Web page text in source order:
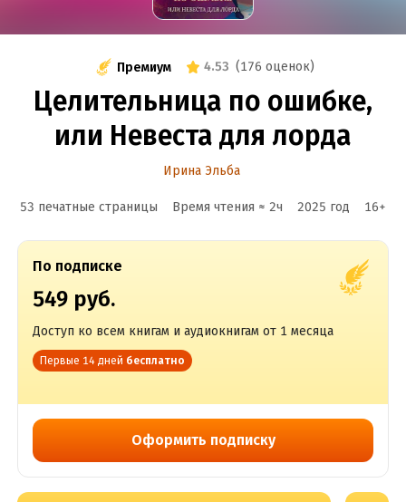
Премиум 4.53 (176 оценок)
Целительница по ошибке,
или Невеста для лорда
Ирина Эльба
53 печатные страницы Время чтения ≈ 2ч 2025 год 16+
По подписке
549 руб.
Доступ ко всем книгам и аудиокнигам от 1 месяца
Первые 14 дней бесплатно
Оформить подписку